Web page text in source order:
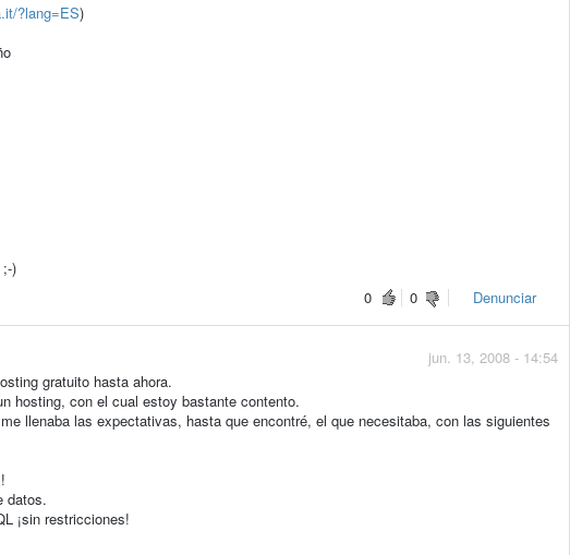
?lang=ES)
)
0
0 Denunciar
jun. 13, 2008 - 14:54
gratuito hasta ahora.
hosting, con el cual estoy bastante contento.
llenaba las expectativas, hasta que encontré, el que necesitaba, con las siguientes
datos.
¡sin restricciones!